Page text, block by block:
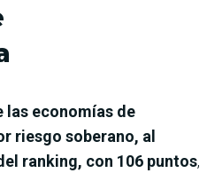
las economías de
riesgo soberano, al
ranking, con 106 puntos,